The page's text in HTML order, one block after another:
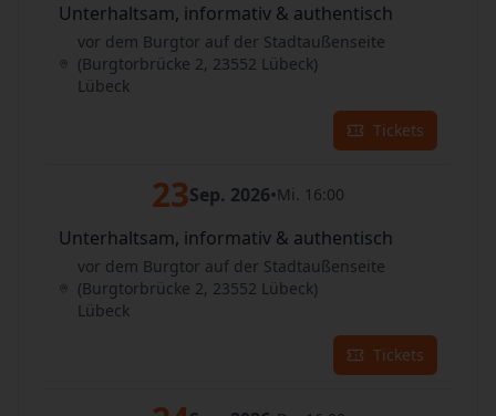
Unterhaltsam, informativ & authentisch
vor dem Burgtor auf der Stadtaußenseite
(Burgtorbrücke 2, 23552 Lübeck)
Lübeck
Tickets
23Sep. 2026•Mi. 16:00
Unterhaltsam, informativ & authentisch
vor dem Burgtor auf der Stadtaußenseite
(Burgtorbrücke 2, 23552 Lübeck)
Lübeck
Tickets